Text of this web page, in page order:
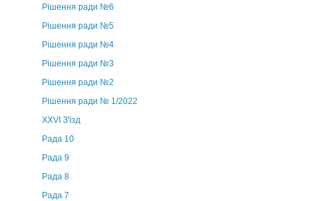
Рішення ради №6
Рішення ради №5
Рішення ради №4
Рішення ради №3
Рішення ради №2
Рішення ради № 1/2022
XXVI З'їзд
Рада 10
Рада 9
Рада 8
Рада 7